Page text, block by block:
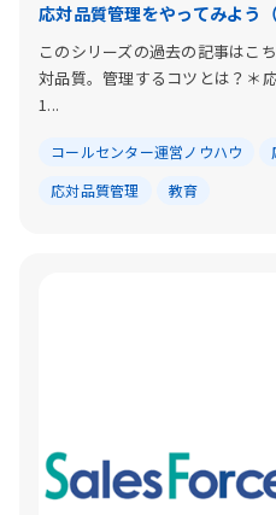
応対品質管理をやってみよう（
このシリーズの過去の記事はこ
対品質。管理するコツとは？＊
1...
コールセンター運営ノウハウ
応対品質管理
教育